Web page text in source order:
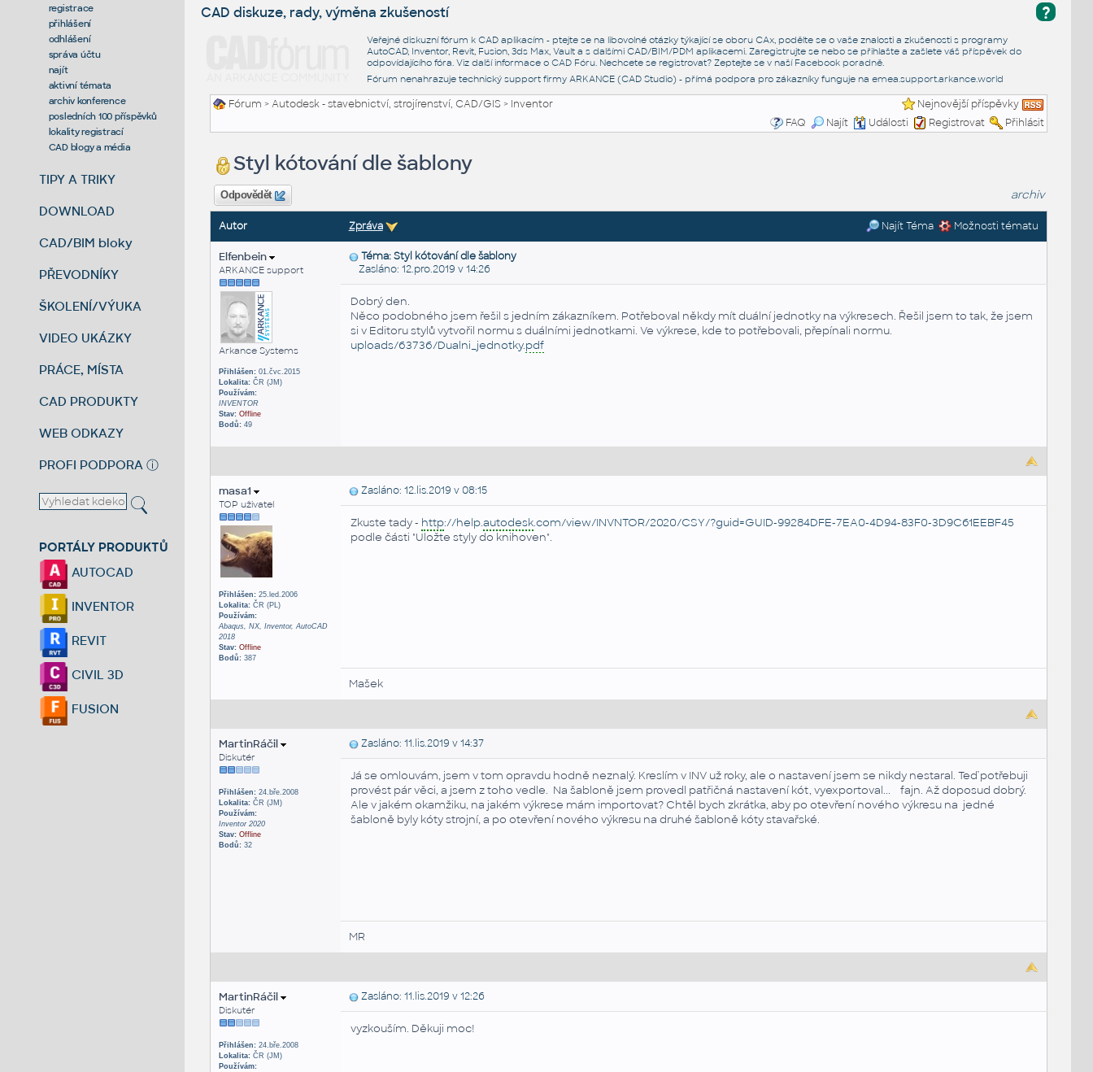
registrace
přihlášení
odhlášení
správa účtu
najít
aktivní témata
archiv konference
posledních 100 příspěvků
lokality registrací
CAD blogy a média
TIPY A TRIKY
DOWNLOAD
CAD/BIM bloky
PŘEVODNÍKY
ŠKOLENÍ/VÝUKA
VIDEO UKÁZKY
PRÁCE, MÍSTA
CAD PRODUKTY
WEB ODKAZY
PROFI PODPORA ⓘ
PORTÁLY PRODUKTŮ
AUTOCAD
INVENTOR
REVIT
CIVIL 3D
FUSION
?
CAD diskuze, rady, výměna zkušeností
Veřejné diskuzní fórum k CAD aplikacím - ptejte se na libovolné otázky týkající se oboru CAx, podělte se o vaše znalosti a zkušenosti s programy
AutoCAD, Inventor, Revit, Fusion, 3ds Max, Vault a s dalšími CAD/BIM/PDM aplikacemi. Zaregistrujte se nebo se přihlašte a zašlete váš příspěvek do
odpovídajícího fóra. Viz další informace o CAD Fóru. Nechcete se registrovat? Zeptejte se v naší Facebook poradně.
Fórum nenahrazuje technický support firmy ARKANCE (CAD Studio) - přímá podpora pro zákazníky funguje na emea.support.arkance.world
Fórum >Autodesk - stavebnictví, strojírenství, CAD/GIS> Inventor
Nejnovější příspěvky
FAQ
Najít Události Registrovat Přihlásit
Styl kótování dle šablony
Odpovědět archiv
Autor Zpráva Najít Téma Možnosti tématu
Elfenbein
ARKANCE support
Arkance Systems
Přihlášen:01.čvc.2015
Lokalita:ČR (JM)
Používám:
INVENTOR
Stav: Offline
Bodů:49
Téma: Styl kótování dle šablony
Zasláno: 12.pro.2019 v 14:26
Dobrý den.
Něco podobného jsem řešil s jedním zákazníkem. Potřeboval někdy mít duální jednotky na výkresech. Řešil jsem to tak, že jsem
si v Editoru stylů vytvořil normu s duálními jednotkami. Ve výkrese, kde to potřebovali, přepínali normu.
uploads/63736/Dualni_jednotky.pdf
masa1
TOP uživatel
Přihlášen:25.led.2006
Lokalita:ČR (PL)
Používám:
Abaqus, NX, Inventor, AutoCAD
2018
Stav: Offline
Bodů:387
Zasláno: 12.lis.2019 v 08:15
Zkuste tady - http://help.autodesk.com/view/INVNTOR/2020/CSY/?guid=GUID-99284DFE-7EA0-4D94-83F0-3D9C61EEBF45
podle části "Uložte styly do knihoven".
Mašek
MartinRáčil
Diskutér
Přihlášen:24.bře.2008
Lokalita:ČR (JM)
Používám:
Inventor 2020
Stav: Offline
Bodů:32
Zasláno: 11.lis.2019 v 14:37
Já se omlouvám, jsem v tom opravdu hodně neznalý. Kreslím v INV už roky, ale o nastavení jsem se nikdy nestaral. Teď potřebuji
provést pár věci, a jsem z toho vedle. Na šabloně jsem provedl patřičná nastavení kót, vyexportoval... fajn. Až doposud dobrý.
Ale v jakém okamžiku, na jakém výkrese mám importovat? Chtěl bych zkrátka, aby po otevření nového výkresu na jedné
šabloně byly kóty strojní, a po otevření nového výkresu na druhé šabloně kóty stavařské.
MR
MartinRáčil
Diskutér
Přihlášen:24.bře.2008
Lokalita:ČR (JM)
Používám:
Zasláno: 11.lis.2019 v 12:26
vyzkouším. Děkuji moc!